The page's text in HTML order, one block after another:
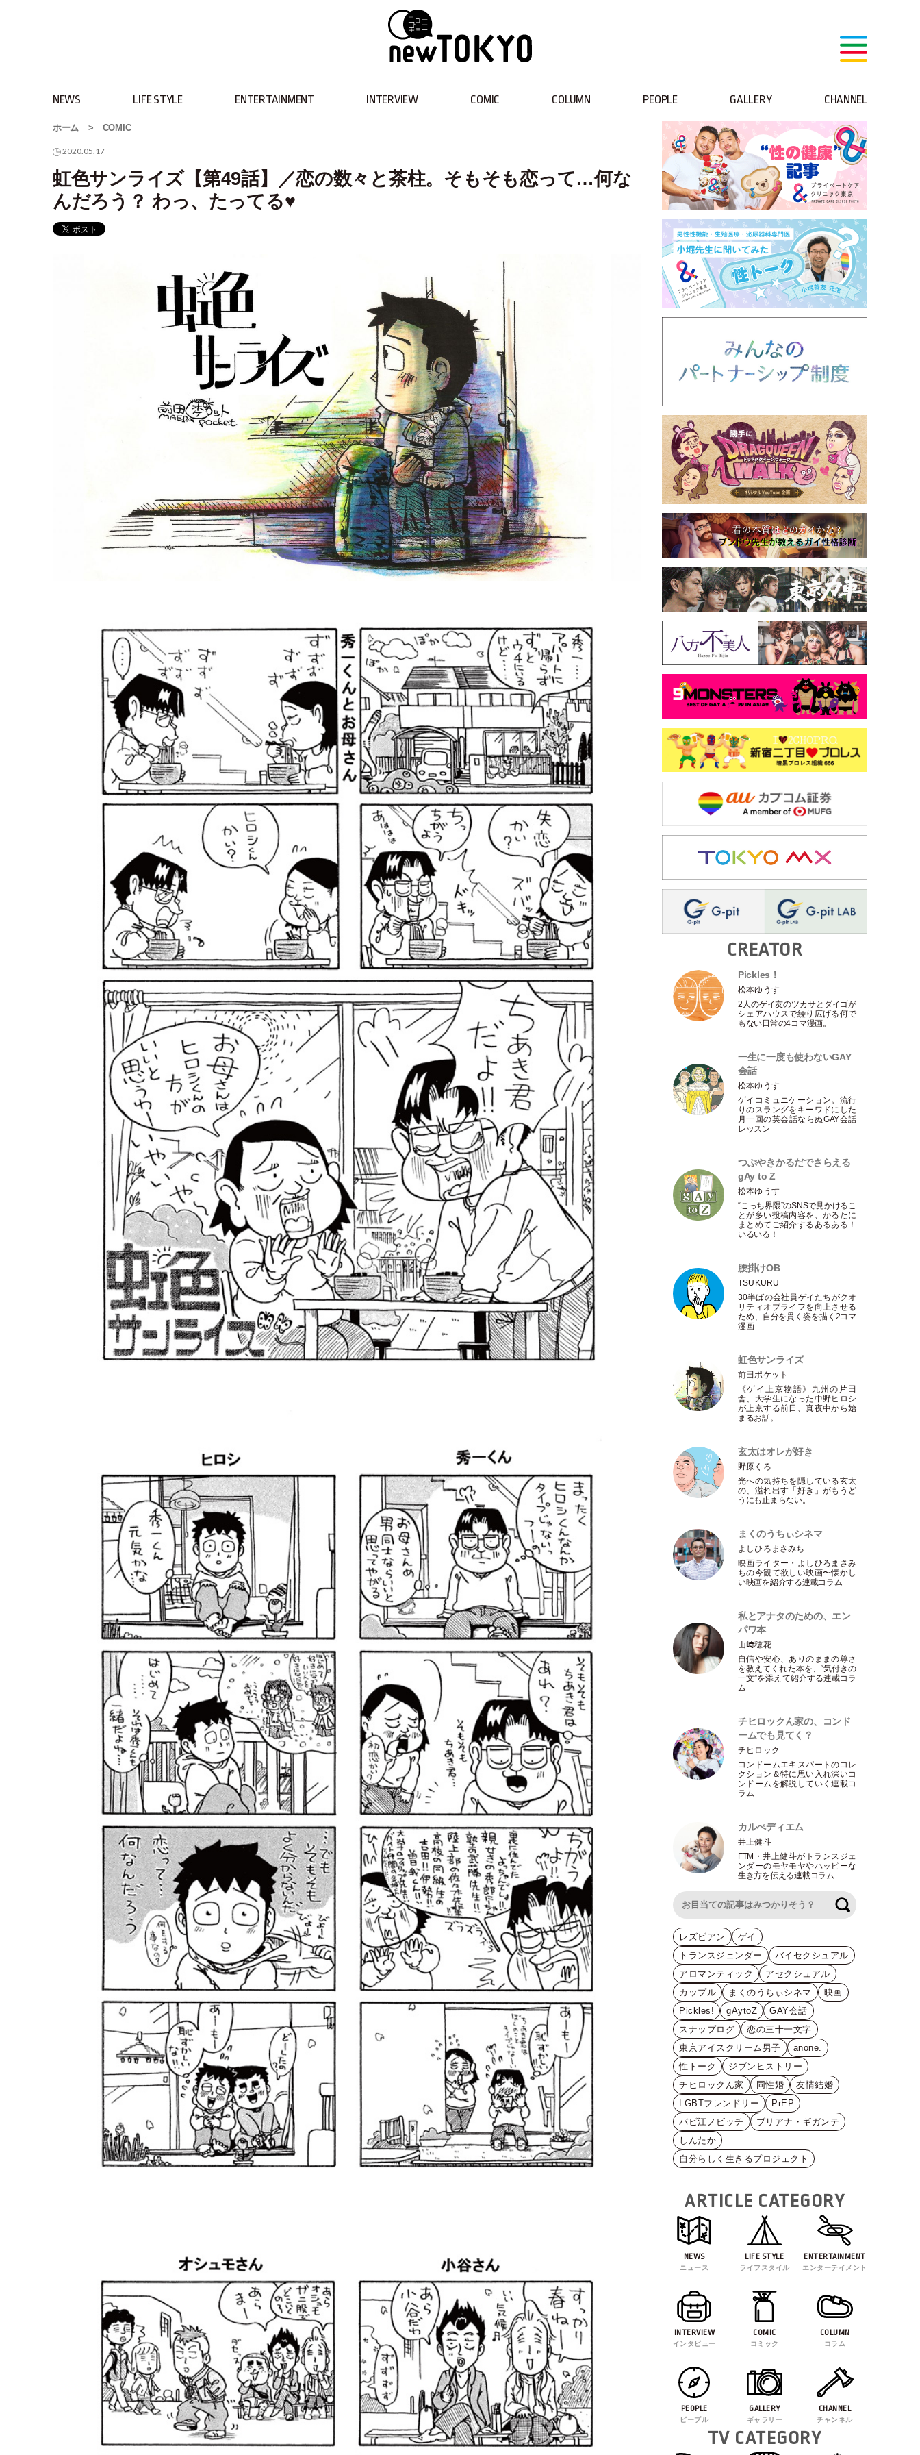
NEWS LIFE STYLE ENTERTAINMENT INTERVIEW COMIC COLUMN PEOPLE GALLERY CHANNEL
ホーム > COMIC
2020.05.17
虹色サンライズ【第49話】／恋の数々と茶柱。そもそも恋って…何な
んだろう？ わっ、たってる♥
CREATOR
Pickles！
松本ゆうす
2人のゲイ友のツカサとダイゴが
シェアハウスで繰り広げる何で
もない日常の4コマ漫画。
一生に一度も使わないGAY
会話
松本ゆうす
ゲイコミュニケーション。流行
りのスラングをキーワドにした
月一回の英会話ならぬGAY会話
レッスン
つぶやきかるだでさらえる
gAy to Z
松本ゆうす
“こっち界隈”のSNSで見かけるこ
とが多い投稿内容を、かるたに
まとめてご紹介するあるある！
いるいる！
腰掛けOB
TSUKURU
30半ばの会社員ゲイたちがクオ
リティオブライフを向上させる
ため、自分を貫く姿を描く2コマ
漫画
虹色サンライズ
前田ポケット
《ゲイ上京物語》九州の片田
舎、大学生になった中野ヒロシ
が上京する前日、真夜中から始
まるお話。
玄太はオレが好き
野原くろ
光への気持ちを隠している玄太
の、溢れ出す 「好き 」がもうど
うにも止まらない。
まくのうちぃシネマ
よしひろまさみち
映画ライター ・ よしひろまさみ
ちの今観て欲しい映画〜懐かし
い映画を紹介する連載コラム
私とアナタのための、エン
パワ本
山﨑穂花
自信や安心、ありのままの尊さ
を教えてくれた本を、“気付きの
一文”を添えて紹介する連載コラ
ム
チヒロックん家の、コンド
ームでも見てく？
チヒロック
コンドームエキスパートのコレ
クション＆特に思い入れ深いコ
ンドームを解説していく連載コ
ラム
カルぺディエム
井上健斗
FTM ・井上健斗がトランスジェ
ンダーのモヤモヤやハッピーな
生き方を伝える連載コラム
レズビアン
ゲイ
トランスジェンダー
バイセクシュアル
アロマンティック
アセクシュアル
カップル
まくのうちぃシネマ
映画
Pickles!
gAytoZ
GAY会話
スナップログ
恋の三十一文字
東京アイスクリーム男子
anone.
性トーク
ジブンヒストリー
チヒロックん家
同性婚
友情結婚
LGBTフレンドリー
PrEP
バビ江ノビッチ
ブリアナ・ギガンテ
しんたか
自分らしく生きるプロジェクト
ARTICLE CATEGORY
NEWS
ニュース
LIFE STYLE
ライフスタイル
ENTERTAINMENT
エンターテイメント
INTERVIEW
インタビュー
COMIC
コミック
COLUMN
コラム
PEOPLE
ピープル
GALLERY
ギャラリー
CHANNEL
チャンネル
TV CATEGORY